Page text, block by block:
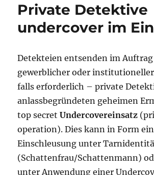
Private Detektive
undercover im
Detekteien entsenden im
gewerblicher oder
falls erforderlich – private
anlassbegründeten geheimen
top secretUndercovereinsatz
operation). Dies kann in Form
Einschleusung unter
(Schattenfrau/Schattenmann)
unter Anwendung einer